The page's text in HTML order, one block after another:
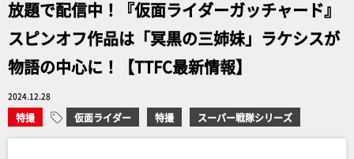
放題で配信中！『仮面ライダーガッチャード』
スピンオフ作品は「冥黒の三姉妹」ラケシスが
物語の中心に！【TTFC最新情報】
2024.12.28
特撮 仮面ライダー 特撮 スーパー戦隊シリーズ